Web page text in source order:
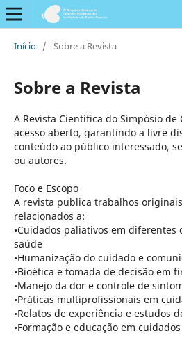
Início / Sobre a Revista
Sobre a Revista
A Revista Científica do Simpósio de
acesso aberto, garantindo a livre
conteúdo ao público interessado,
ou autores.
Foco e Escopo
A revista publica trabalhos
relacionados a:
•Cuidados paliativos em diferentes
saúde
•Humanização do cuidado e
•Bioética e tomada de decisão em
•Manejo da dor e controle de
•Práticas multiprofissionais em
•Relatos de experiência e estudos
•Formação e educação em